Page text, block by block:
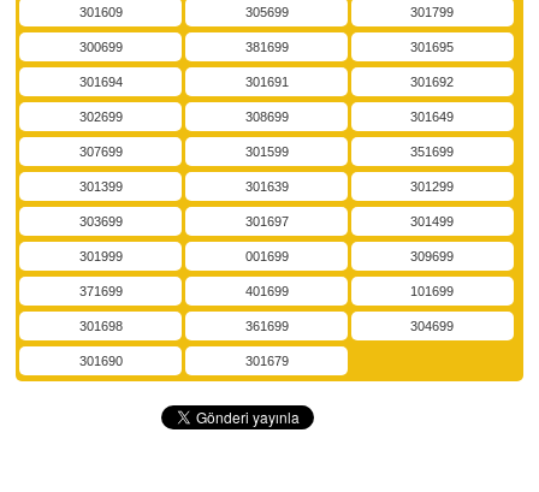
301609 305699 301799
300699 381699 301695
301694 301691 301692
302699 308699 301649
307699 301599 351699
301399 301639 301299
303699 301697 301499
301999 001699 309699
371699 401699 101699
301698 361699 304699
301690 301679